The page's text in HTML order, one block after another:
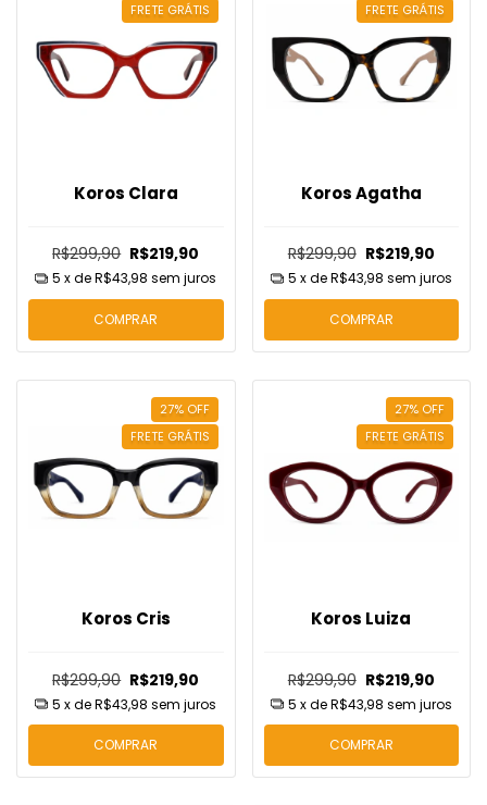
FRETE GRÁTIS
Koros Clara
R$299,90 R$219,90
5 x deR$43,98 sem juros
COMPRAR
FRETE GRÁTIS
Koros Agatha
R$299,90 R$219,90
5 x deR$43,98 sem juros
COMPRAR
27% OFF
FRETE GRÁTIS
Koros Cris
R$299,90 R$219,90
5 x deR$43,98 sem juros
COMPRAR
27% OFF
FRETE GRÁTIS
Koros Luiza
R$299,90 R$219,90
5 x deR$43,98 sem juros
COMPRAR